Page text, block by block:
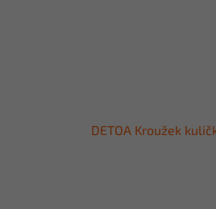
DETOA Kroužek